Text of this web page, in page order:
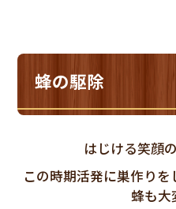
蜂の駆除
はじける笑顔
この時期活発に巣作り
蜂も大